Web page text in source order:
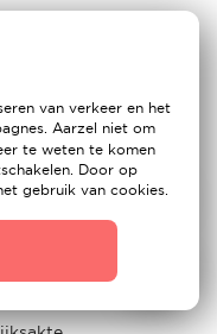
aanvraagformulier
van verkeer en het
Aarzel niet om
te weten te komen
Door op
gebruik van cookies.